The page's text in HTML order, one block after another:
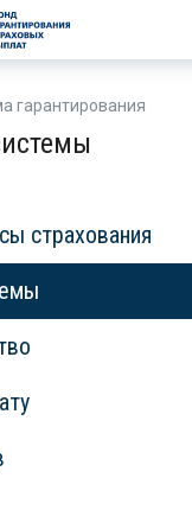
гарантирования
страхования